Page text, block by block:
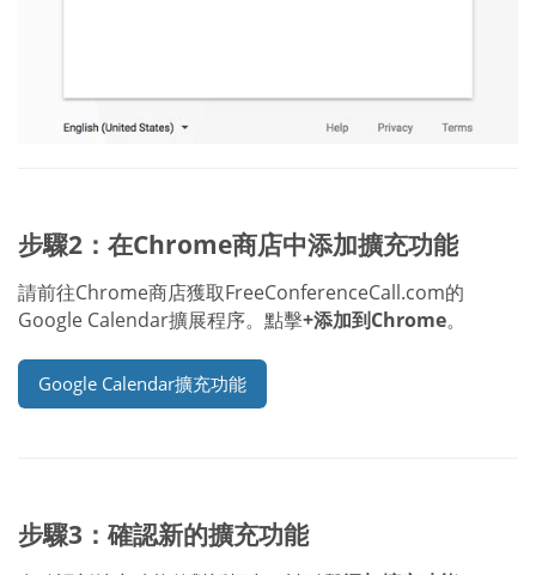
步驟2：在Chrome商店中添加擴充功能
請前往Chrome商店獲取FreeConferenceCall.com的
Google Calendar擴展程序。點擊+添加到Chrome。
Google Calendar擴充功能
步驟3：確認新的擴充功能